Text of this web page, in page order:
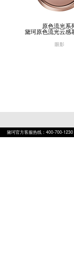
原色流光系
黛珂原色流光云感
眼影
黛珂官方客服热线：400-700-